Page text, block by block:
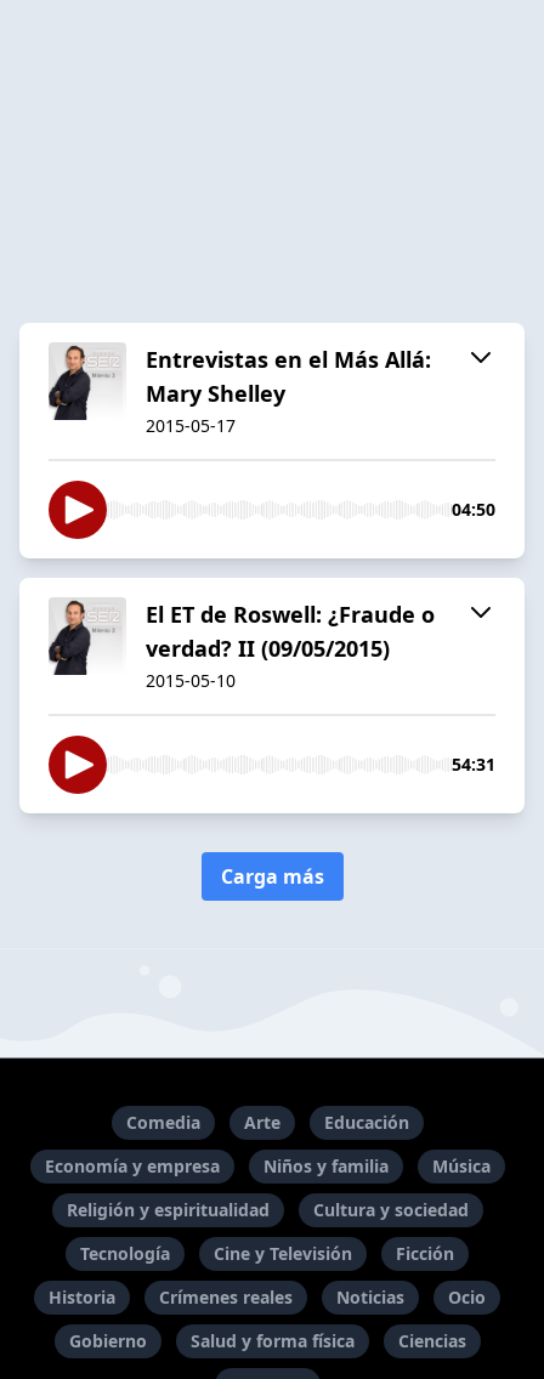
Entrevistas en el Más Allá:
Mary Shelley
2015-05-17
04:50
El ET de Roswell: ¿Fraude o
verdad? II (09/05/2015)
2015-05-10
54:31
Carga más
Comedia Arte
Educación
Economía y empresa
Niños y familia
Música
Religión y espiritualidad
Cultura y sociedad
Tecnología
Cine y Televisión
Ficción
Historia
Crímenes reales Noticias
Ocio
Gobierno
Salud y forma física
Ciencias